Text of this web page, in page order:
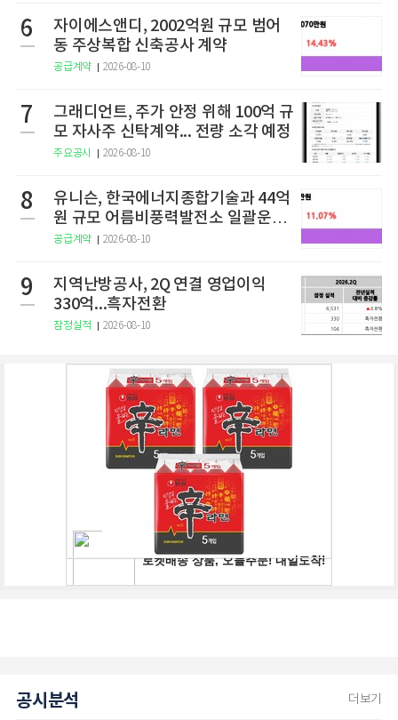
6
자이에스앤디, 2002억원 규모 범어
동 주상복합 신축공사 계약
공급계약 2026-08-10
7
그래디언트, 주가 안정 위해 100억 규
모 자사주 신탁계약... 전량 소각 예정
주요공시 2026-08-10
8
유니슨, 한국에너지종합기술과 44억
원 규모 어름비풍력발전소 일괄운영
도급계약
공급계약 2026-08-10
9
지역난방공사, 2Q 연결 영업이익
330억...흑자전환
잠정실적 2026-08-10
공시분석 더보기